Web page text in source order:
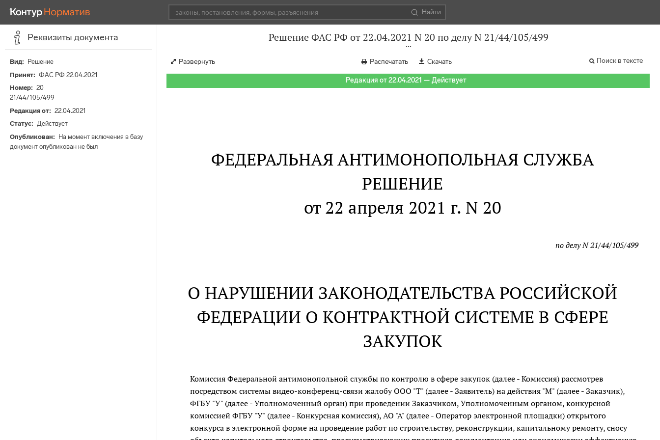
Найти
Реквизиты документа
Вид
Решение
Принят
ФАС РФ 22.04.2021
Номер
20
21/44/105/499
Редакция от
22.04.2021
Статус
Действует
Опубликован
На момент включения в базу
документ опубликован не был
Решение ФАС РФ от 22.04.2021 N 20 по делу N 21/44/105/499
Развернуть Распечатать Скачать Поиск в тексте
Редакция от 22.04.2021 — Действует
ФЕДЕРАЛЬНАЯ АНТИМОНОПОЛЬНАЯ СЛУЖБА
РЕШЕНИЕ
от 22 апреля 2021 г. N 20
по делу N 21/44/105/499
О НАРУШЕНИИ ЗАКОНОДАТЕЛЬСТВА РОССИЙСКОЙ
ФЕДЕРАЦИИ О КОНТРАКТНОЙ СИСТЕМЕ В СФЕРЕ
ЗАКУПОК
Комиссия Федеральной антимонопольной службы по контролю в сфере закупок (далее - Комиссия) рассмотрев
посредством системы видео-конференц-связи жалобу ООО "Т" (далее - Заявитель) на действия "М" (далее - Заказчик),
ФГБУ "У" (далее - Уполномоченный орган) при проведении Заказчиком, Уполномоченным органом, конкурсной
комиссией ФГБУ "У" (далее - Конкурсная комиссия), АО "А" (далее - Оператор электронной площадки) открытого
конкурса в электронной форме на проведение работ по строительству, реконструкции, капитальному ремонту, сносу